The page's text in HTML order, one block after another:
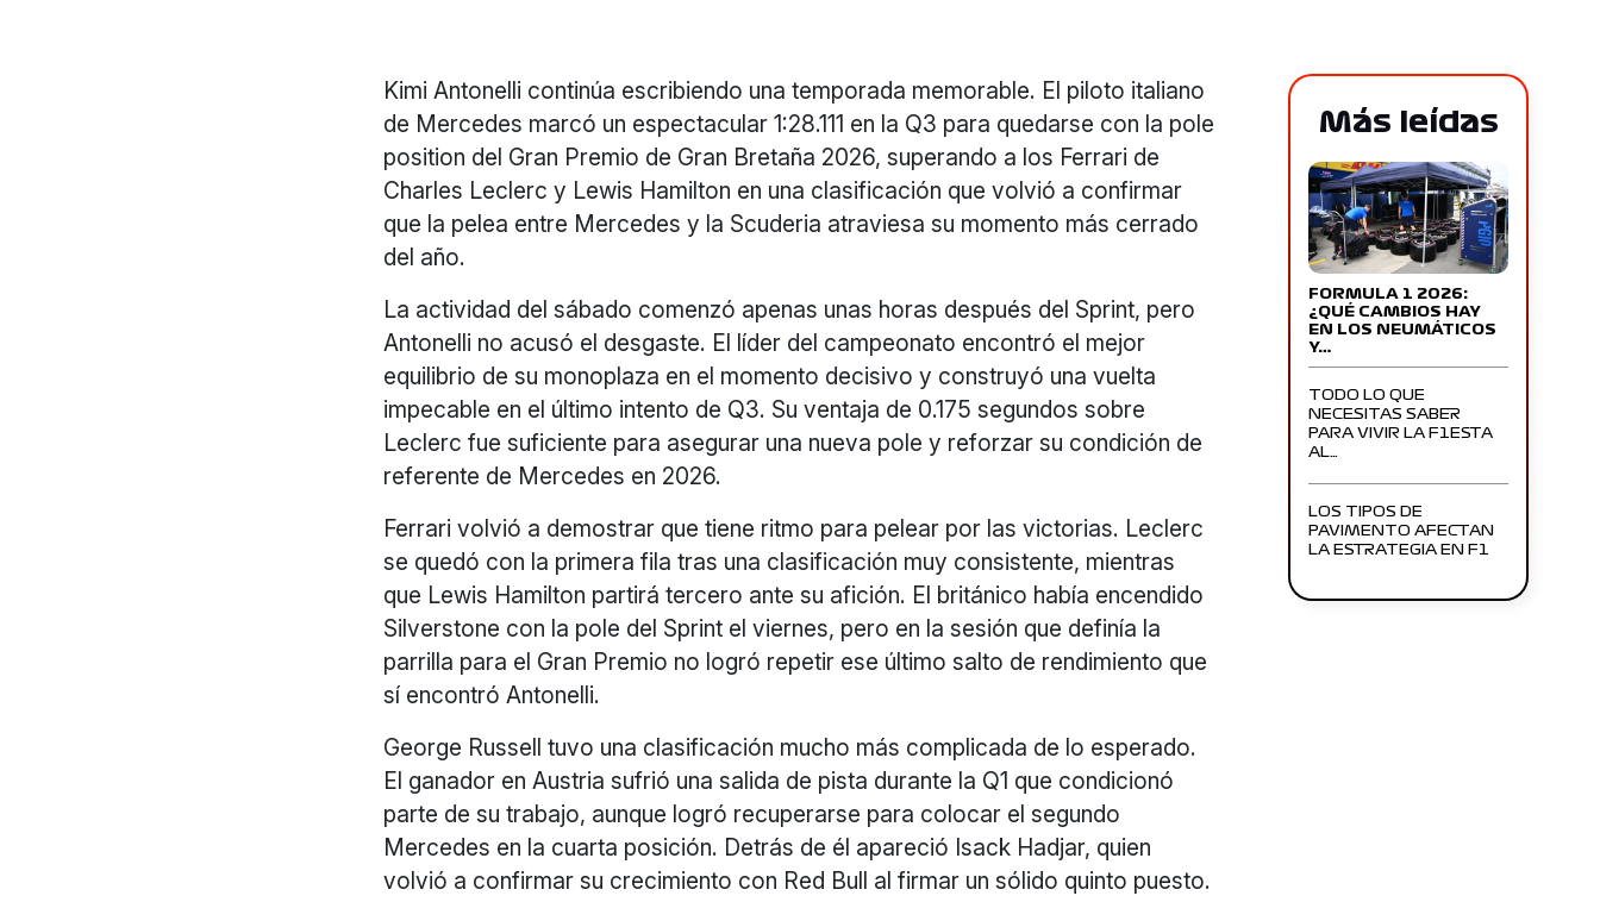
Kimi Antonelli continúa escribiendo una temporada memorable. El piloto italiano
de Mercedes marcó un espectacular 1:28.111 en la Q3 para quedarse con la pole
position del Gran Premio de Gran Bretaña 2026, superando a los Ferrari de
Charles Leclerc y Lewis Hamilton en una clasificación que volvió a confirmar
que la pelea entre Mercedes y la Scuderia atraviesa su momento más cerrado
del año.
La actividad del sábado comenzó apenas unas horas después del Sprint, pero
Antonelli no acusó el desgaste. El líder del campeonato encontró el mejor
equilibrio de su monoplaza en el momento decisivo y construyó una vuelta
impecable en el último intento de Q3. Su ventaja de 0.175 segundos sobre
Leclerc fue suficiente para asegurar una nueva pole y reforzar su condición de
referente de Mercedes en 2026.
Ferrari volvió a demostrar que tiene ritmo para pelear por las victorias. Leclerc
se quedó con la primera fila tras una clasificación muy consistente, mientras
que Lewis Hamilton partirá tercero ante su afición. El británico había encendido
Silverstone con la pole del Sprint el viernes, pero en la sesión que definía la
parrilla para el Gran Premio no logró repetir ese último salto de rendimiento que
sí encontró Antonelli.
George Russell tuvo una clasificación mucho más complicada de lo esperado.
El ganador en Austria sufrió una salida de pista durante la Q1 que condicionó
parte de su trabajo, aunque logró recuperarse para colocar el segundo
Mercedes en la cuarta posición. Detrás de él apareció Isack Hadjar, quien
volvió a confirmar su crecimiento con Red Bull al firmar un sólido quinto puesto.
Más leídas
FORMULA 1 2026:
¿QUÉ CAMBIOS HAY
EN LOS NEUMÁTICOS
Y…
TODO LO QUE
NECESITAS SABER
PARA VIVIR LA F1ESTA
AL…
LOS TIPOS DE
PAVIMENTO AFECTAN
LA ESTRATEGIA EN F1